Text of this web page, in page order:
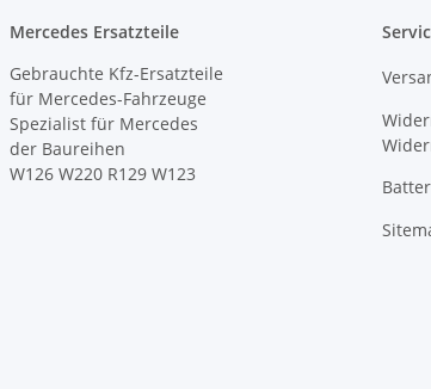
Mercedes Ersatzteile
Gebrauchte Kfz-Ersatzteile
für Mercedes-Fahrzeuge
Spezialist für Mercedes
der Baureihen
W126 W220 R129 W123